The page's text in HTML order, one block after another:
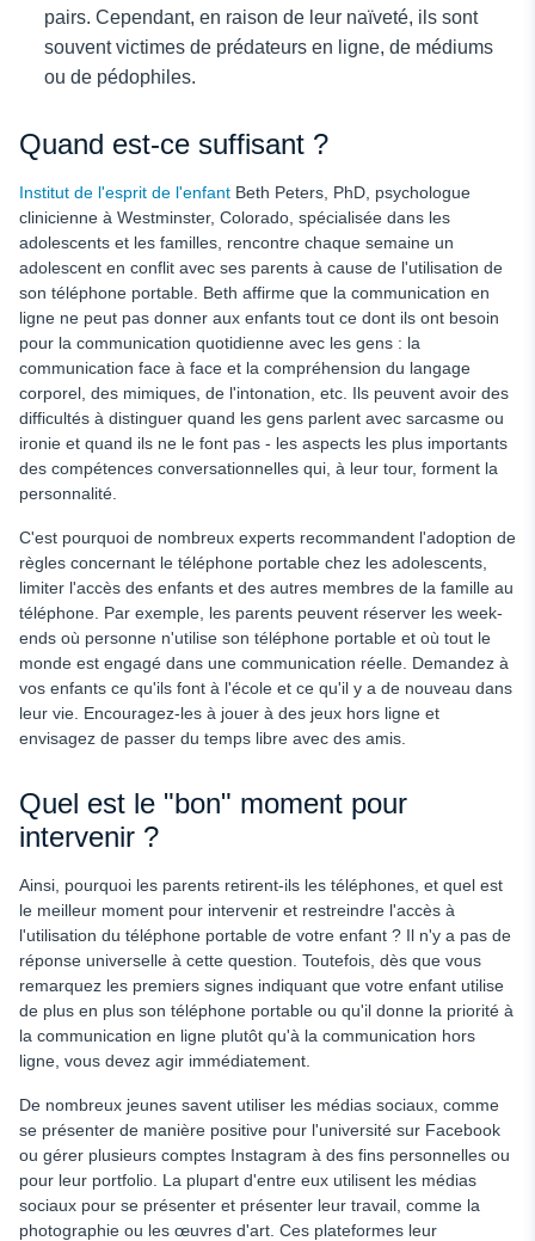
pairs. Cependant, en raison de leur naïveté, ils sont
souvent victimes de prédateurs en ligne, de médiums
ou de pédophiles.
Quand est-ce suffisant ?
Institut de l'esprit de l'enfant Beth Peters, PhD, psychologue
clinicienne à Westminster, Colorado, spécialisée dans les
adolescents et les familles, rencontre chaque semaine un
adolescent en conflit avec ses parents à cause de l'utilisation de
son téléphone portable. Beth affirme que la communication en
ligne ne peut pas donner aux enfants tout ce dont ils ont besoin
pour la communication quotidienne avec les gens : la
communication face à face et la compréhension du langage
corporel, des mimiques, de l'intonation, etc. Ils peuvent avoir des
difficultés à distinguer quand les gens parlent avec sarcasme ou
ironie et quand ils ne le font pas - les aspects les plus importants
des compétences conversationnelles qui, à leur tour, forment la
personnalité.
C'est pourquoi de nombreux experts recommandent l'adoption de
règles concernant le téléphone portable chez les adolescents,
limiter l'accès des enfants et des autres membres de la famille au
téléphone. Par exemple, les parents peuvent réserver les week-
ends où personne n'utilise son téléphone portable et où tout le
monde est engagé dans une communication réelle. Demandez à
vos enfants ce qu'ils font à l'école et ce qu'il y a de nouveau dans
leur vie. Encouragez-les à jouer à des jeux hors ligne et
envisagez de passer du temps libre avec des amis.
Quel est le "bon" moment pour
intervenir ?
Ainsi, pourquoi les parents retirent-ils les téléphones, et quel est
le meilleur moment pour intervenir et restreindre l'accès à
l'utilisation du téléphone portable de votre enfant ? Il n'y a pas de
réponse universelle à cette question. Toutefois, dès que vous
remarquez les premiers signes indiquant que votre enfant utilise
de plus en plus son téléphone portable ou qu'il donne la priorité à
la communication en ligne plutôt qu'à la communication hors
ligne, vous devez agir immédiatement.
De nombreux jeunes savent utiliser les médias sociaux, comme
se présenter de manière positive pour l'université sur Facebook
ou gérer plusieurs comptes Instagram à des fins personnelles ou
pour leur portfolio. La plupart d'entre eux utilisent les médias
sociaux pour se présenter et présenter leur travail, comme la
photographie ou les œuvres d'art. Ces plateformes leur